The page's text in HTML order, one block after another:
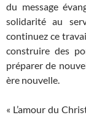
du message
solidarité au
continuez ce
construire des
préparer de
ère nouvelle.
« L’amour du